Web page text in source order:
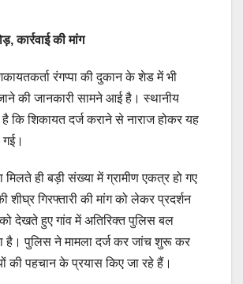
कार्रवाई की मांग
रंगप्पा की दुकान के शेड में भी
की जानकारी सामने आई है। स्थानीय
कि शिकायत दर्ज कराने से नाराज होकर यह
गई।
ही बड़ी संख्या में ग्रामीण एकत्र हो गए
शीघ्र गिरफ्तारी की मांग को लेकर प्रदर्शन
देखते हुए गांव में अतिरिक्त पुलिस बल
है। पुलिस ने मामला दर्ज कर जांच शुरू कर
की पहचान के प्रयास किए जा रहे हैं।